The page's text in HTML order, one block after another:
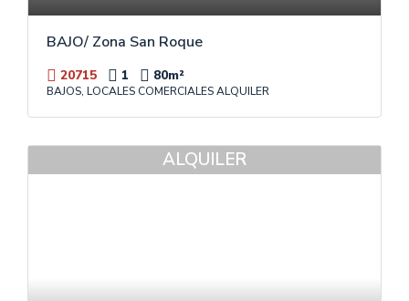
BAJO/ Zona San Roque
20715 1 80m²
BAJOS, LOCALES COMERCIALES ALQUILER
ALQUILER